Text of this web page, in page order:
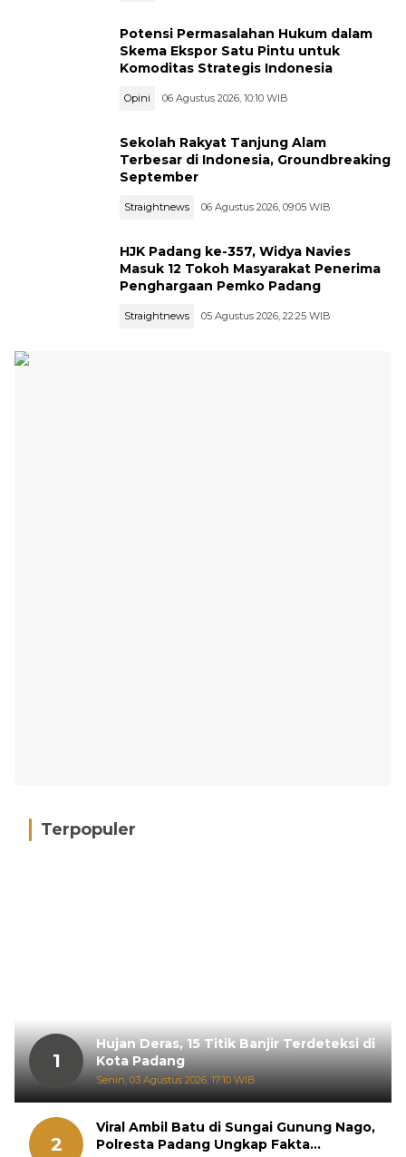
Potensi Permasalahan Hukum dalam
Skema Ekspor Satu Pintu untuk
Komoditas Strategis Indonesia
Opini 06 Agustus 2026, 10:10 WIB
Sekolah Rakyat Tanjung Alam
Terbesar di Indonesia, Groundbreaking
September
Straightnews 06 Agustus 2026, 09:05 WIB
HJK Padang ke-357, Widya Navies
Masuk 12 Tokoh Masyarakat Penerima
Penghargaan Pemko Padang
Straightnews 05 Agustus 2026, 22:25 WIB
Terpopuler
1
Hujan Deras, 15 Titik Banjir Terdeteksi di
Kota Padang
Senin, 03 Agustus 2026, 17:10 WIB
2
Viral Ambil Batu di Sungai Gunung Nago,
Polresta Padang Ungkap Fakta